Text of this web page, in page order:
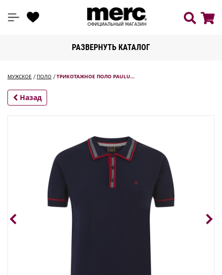
РАЗВЕРНУТЬ КАТАЛОГ
МУЖСКОЕ ПОЛО ТРИКОТАЖНОЕ ПОЛО PAULU…
Назад